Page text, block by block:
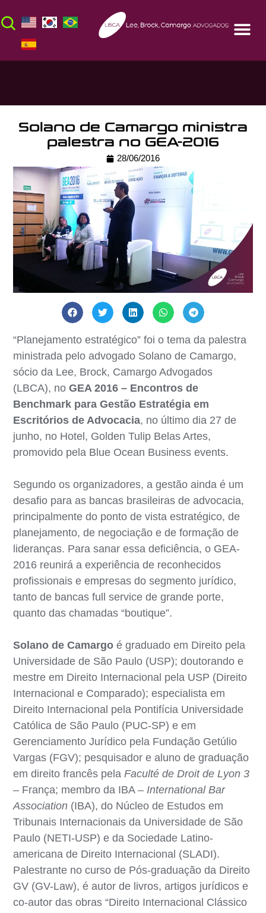
Solano de Camargo ministra
palestra no GEA-2016
28/06/2016
“Planejamento estratégico” foi o tema da palestra
ministrada pelo advogado Solano de Camargo,
sócio da Lee, Brock, Camargo Advogados
(LBCA), noGEA 2016 – Encontros de
Benchmark para Gestão Estratégia em
Escritórios de Advocacia, no último dia 27 de
junho, no Hotel, Golden Tulip Belas Artes,
promovido pela Blue Ocean Business events.
Segundo os organizadores, a gestão ainda é um
desafio para as bancas brasileiras de advocacia,
principalmente do ponto de vista estratégico, de
planejamento, de negociação e de formação de
lideranças. Para sanar essa deficiência, o GEA-
2016 reunirá a experiência de reconhecidos
profissionais e empresas do segmento jurídico,
tanto de bancas full service de grande porte,
quanto das chamadas “boutique”.
Solano de Camargo é graduado em Direito pela
Universidade de São Paulo (USP); doutorando e
mestre em Direito Internacional pela USP (Direito
Internacional e Comparado); especialista em
Direito Internacional pela Pontifícia Universidade
Católica de São Paulo (PUC-SP) e em
Gerenciamento Jurídico pela Fundação Getúlio
Vargas (FGV); pesquisador e aluno de graduação
em direito francês pelaFaculté de Droit de Lyon 3
– França; membro da IBA – International Bar
Association (IBA), do Núcleo de Estudos em
Tribunais Internacionais da Universidade de São
Paulo (NETI-USP) e da Sociedade Latino-
americana de Direito Internacional (SLADI).
Palestrante no curso de Pós-graduação da Direito
GV (GV-Law), é autor de livros, artigos jurídicos e
co-autor das obras “Direito Internacional Clássico